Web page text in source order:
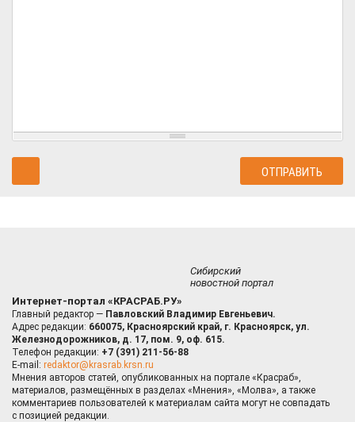
Сибирский
новостной портал
Интернет-портал «КРАСРАБ.РУ»
Главный редактор — Павловский Владимир Евгеньевич.
Адрес редакции: 660075, Красноярский край, г. Красноярск, ул.
Железнодорожников, д. 17, пом. 9, оф. 615.
Телефон редакции: +7 (391) 211-56-88
E-mail: redaktor@krasrab.krsn.ru
Мнения авторов статей, опубликованных на портале «Красраб»,
материалов, размещённых в разделах «Мнения», «Молва», а также
комментариев пользователей к материалам сайта могут не совпадать
с позицией редакции.